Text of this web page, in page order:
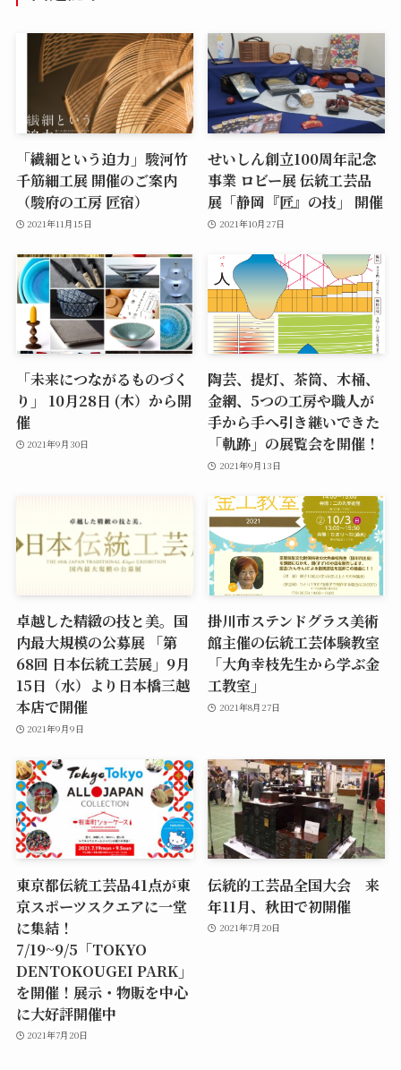
「繊細という迫力」駿河竹
千筋細工展 開催のご案内
（駿府の工房 匠宿）
2021年11月15日
せいしん創立100周年記念
事業 ロビー展 伝統工芸品
展「静岡『匠』の技」 開催
2021年10月27日
「未来につながるものづく
り」 10月28日 (木）から開
催
2021年9月30日
陶芸、提灯、茶筒、木桶、
金網、5つの工房や職人が
手から手へ引き継いできた
「軌跡」の展覧会を開催！
2021年9月13日
卓越した精緻の技と美。国
内最大規模の公募展 「第
68回 日本伝統工芸展」9月
15日（水）より日本橋三越
本店で開催
2021年9月9日
掛川市ステンドグラス美術
館主催の伝統工芸体験教室
「大角幸枝先生から学ぶ金
工教室」
2021年8月27日
東京都伝統工芸品41点が東
京スポーツスクエアに一堂
に集結！
7/19~9/5「TOKYO
DENTOKOUGEI PARK」
を開催！展示・物販を中心
に大好評開催中
2021年7月20日
伝統的工芸品全国大会 来
年11月、秋田で初開催
2021年7月20日